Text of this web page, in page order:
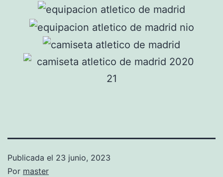
Publicada el 23 junio, 2023
Por master